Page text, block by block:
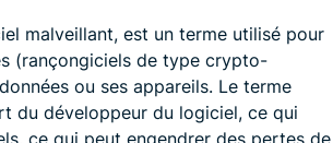
malveillant, est un terme utilisé pour
(rançongiciels de type crypto-
ou ses appareils. Le terme
du développeur du logiciel, ce qui